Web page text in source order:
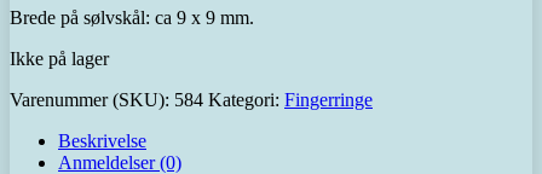
Brede på sølvskål: ca 9 x 9 mm.
Ikke på lager
Varenummer (SKU): 584 Kategori: Fingerringe
Beskrivelse
Anmeldelser (0)